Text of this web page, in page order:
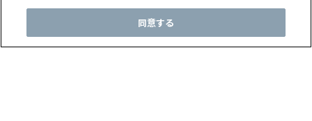
© WILLOF CONSTRUCTION, Inc.
同意する